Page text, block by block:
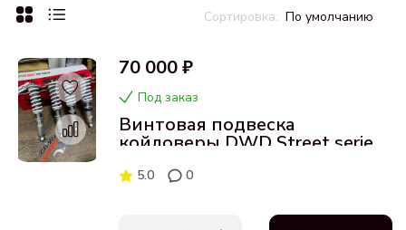
По умолчанию
70 000 ₽
Под заказ
Винтовая подвеска
койловеры DWD Street series
5.0 0